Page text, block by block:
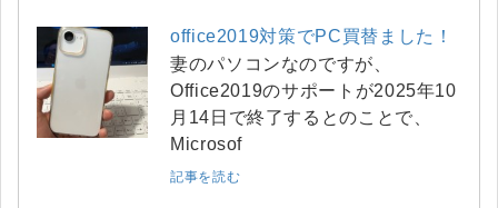
office2019対策でPC買替ました！
妻のパソコンなのですが、
Office2019のサポートが2025年10
月14日で終了するとのことで、
Microsof
記事を読む